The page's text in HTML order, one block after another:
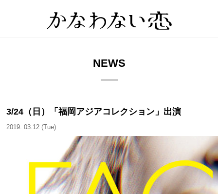
NEWS
3/24（日）「福岡アジアコレクション」出演
2019. 03.12 (Tue)